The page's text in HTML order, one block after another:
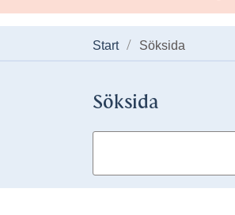
Start Söksida
Söksida